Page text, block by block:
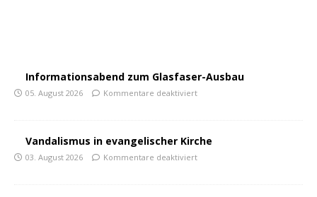
Informationsabend zum Glasfaser-Ausbau
05. August 2026 Kommentare deaktiviert
Vandalismus in evangelischer Kirche
03. August 2026 Kommentare deaktiviert